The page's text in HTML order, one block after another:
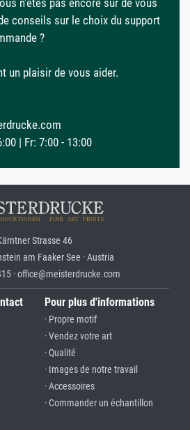
n'êtes pas encore sûr de vous
conseils sur le choix du support
?
un plaisir de vous aider.
| Fr: 7:00 - 13:00
Strasse 46
am Faaker See · Austria
· office@meisterdrucke.com
Pour plus d'informations
· Propre motif
· Vendez votre art
· Qualité
· Images de notre travail
· Accessoires
· Commander un échantillon